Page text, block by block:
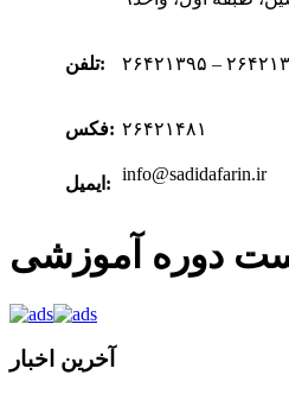
تلفن: – ۲۶۴۲۱۴۷۵
فکس: ۲۶۴۲۱۴۸۱
ایمیل: info@sadidafarin.ir
دوره آموزشی
آخرین اخبار